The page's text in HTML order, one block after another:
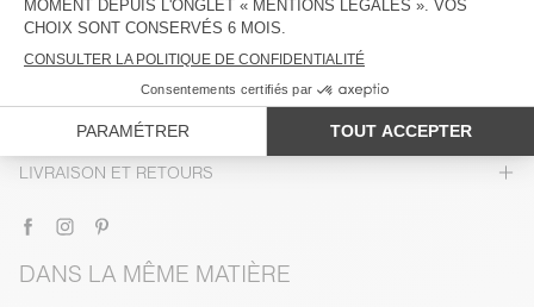
TAILLE ET COUPE
COMPOSITION
TRAÇABILITÉ
LIVRAISON ET RETOURS
DANS LA MÊME MATIÈRE